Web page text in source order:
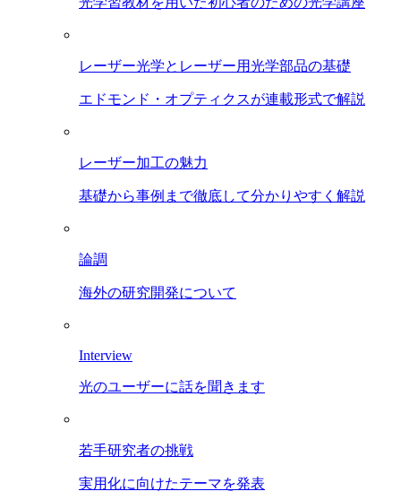
レーザー光学とレーザー用光学部品の基礎
エドモンド・オプティクスが連載形式で解説
レーザー加工の魅力
基礎から事例まで徹底して分かりやすく解説
論調
海外の研究開発について
Interview
光のユーザーに話を聞きます
若手研究者の挑戦
実用化に向けたテーマを発表